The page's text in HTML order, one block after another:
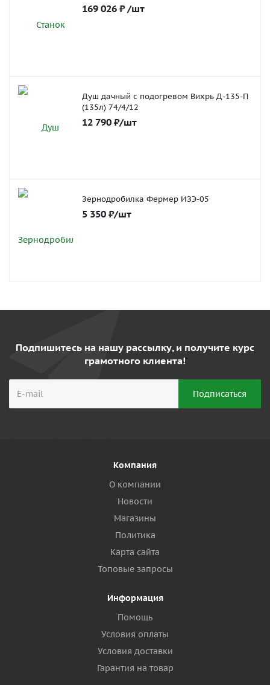
169 026 ₽ /шт
Душ дачный с подогревом Вихрь Д-135-П
(135л) 74/4/12
12 790 ₽/шт
Зернодробилка Фермер ИЗЭ-05
5 350 ₽/шт
Подпишитесь на нашу рассылку, и получите курс
грамотного клиента!
Компания
О компании
Новости
Магазины
Политика
Карта сайта
Топовые запросы
Информация
Помощь
Условия оплаты
Условия доставки
Гарантия на товар